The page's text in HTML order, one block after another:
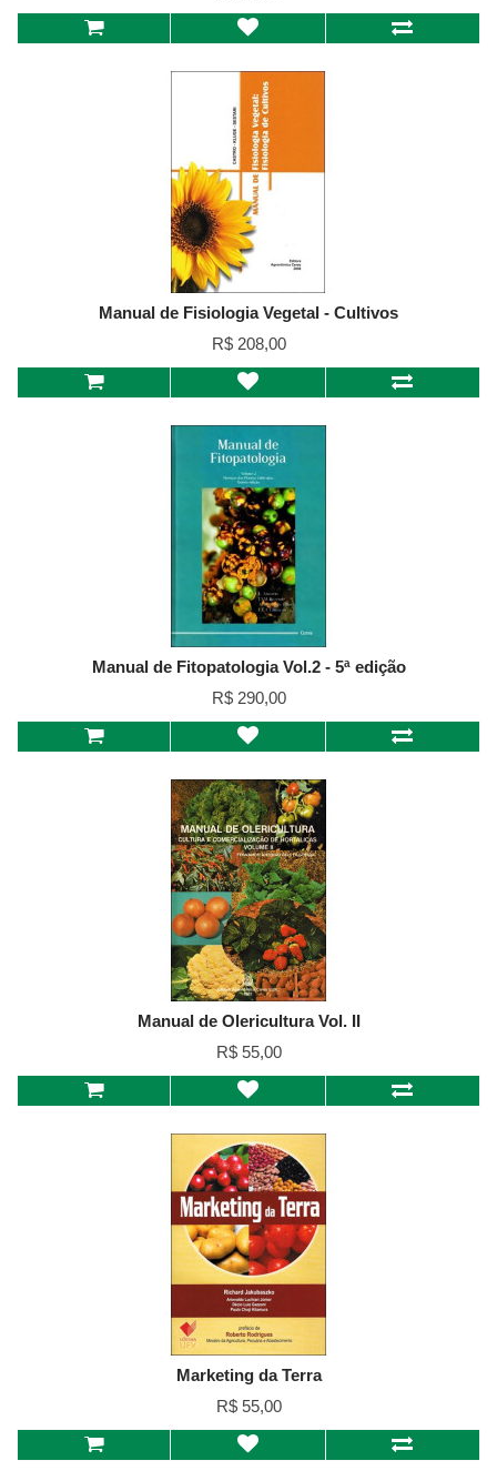
Manual de Fisiologia Vegetal - Cultivos
R$ 208,00
Manual de Fitopatologia Vol.2 - 5ª edição
R$ 290,00
Manual de Olericultura Vol. II
R$ 55,00
Marketing da Terra
R$ 55,00